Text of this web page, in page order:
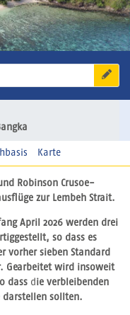
Karte
Robinson Crusoe-
zur Lembeh Strait.
April 2026 werden drei
so dass es
vorher sieben Standard
Gearbeitet wird insoweit
dass d ie verbleibenden
darstellen sollten.